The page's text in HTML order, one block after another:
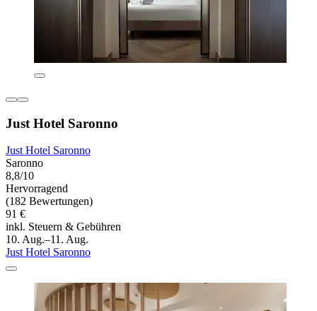
Just Hotel Saronno
Just Hotel Saronno
Saronno
8,8/10
Hervorragend
(182 Bewertungen)
91 €
inkl. Steuern & Gebühren
10. Aug.–11. Aug.
Just Hotel Saronno